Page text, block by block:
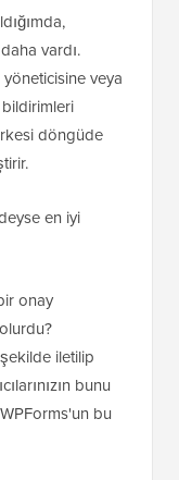
vardı.
veya
döngüde
en iyi
onay
iletilip
bunu
bu